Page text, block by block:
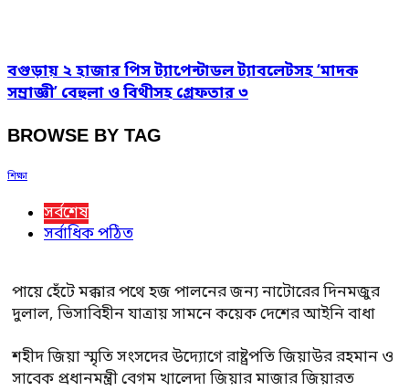
বগুড়ায় ২ হাজার পিস ট্যাপেন্টাডল ট্যাবলেটসহ ‘মাদক
সম্রাজ্ঞী’ বেহুলা ও বিথীসহ গ্রেফতার ৩
BROWSE BY TAG
শিক্ষা
সর্বশেষ
সর্বাধিক পঠিত
পায়ে হেঁটে মক্কার পথে হজ পালনের জন্য নাটোরের দিনমজুর
দুলাল, ভিসাবিহীন যাত্রায় সামনে কয়েক দেশের আইনি বাধা
শহীদ জিয়া স্মৃতি সংসদের উদ্যোগে রাষ্ট্রপতি জিয়াউর রহমান ও
সাবেক প্রধানমন্ত্রী বেগম খালেদা জিয়ার মাজার জিয়ারত